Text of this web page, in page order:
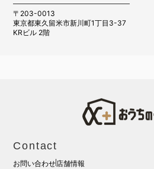
〒203-0013
東京都東久留米市新川町1丁目3-37
KRビル 2階
Contact
お問い合わせ店舗情報